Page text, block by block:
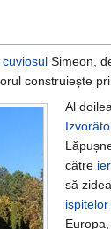
cuviosul Simeon,
construiește
Al
către
să
ispitelor